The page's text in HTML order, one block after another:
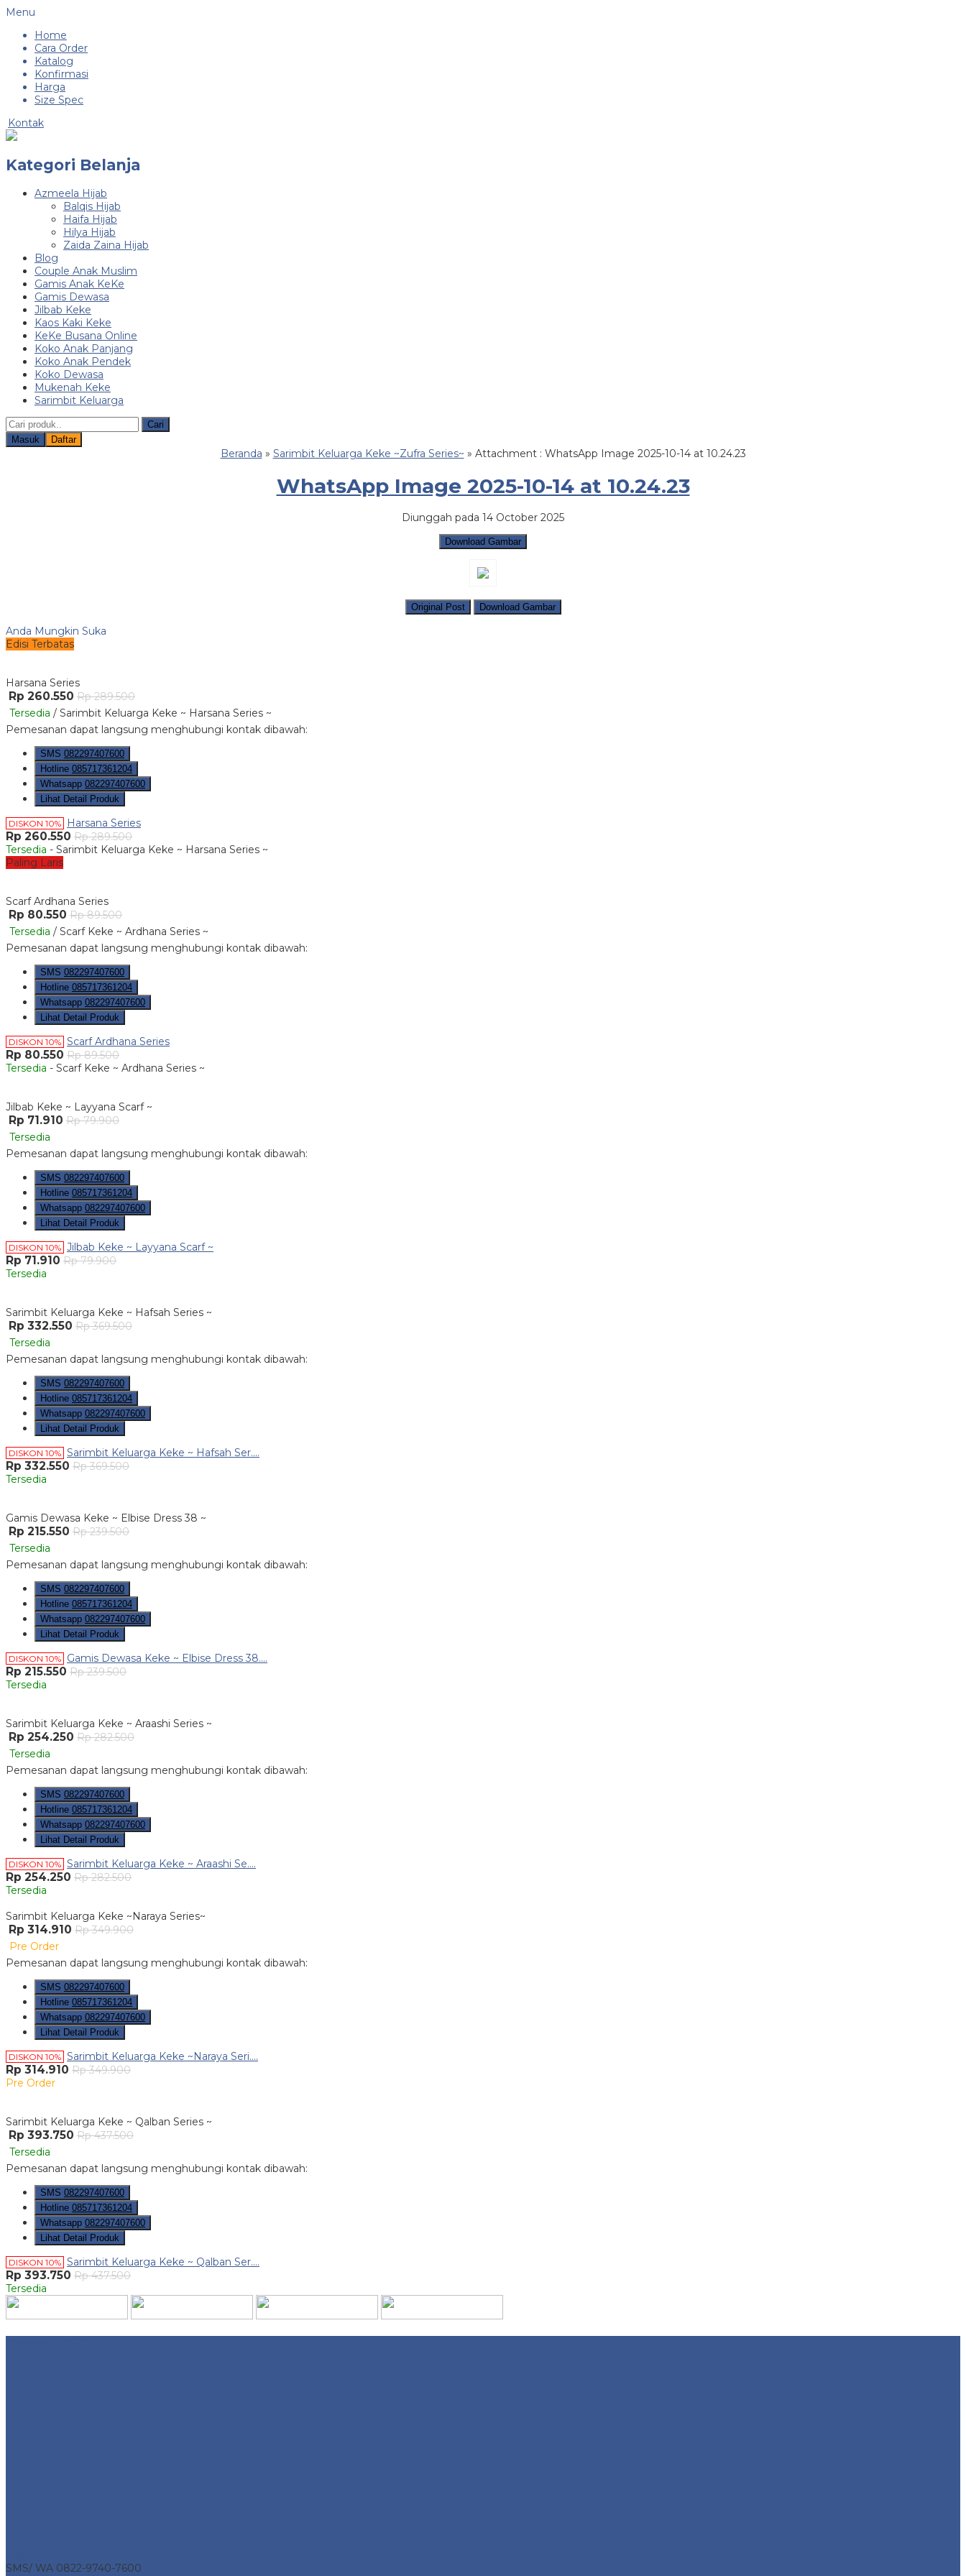
Menu
Home
Cara Order
Katalog
Konfirmasi
Harga
Size Spec
Kontak
Kategori Belanja
Azmeela Hijab
Balqis Hijab
Haifa Hijab
Hilya Hijab
Zaida Zaina Hijab
Blog
Couple Anak Muslim
Gamis Anak KeKe
Gamis Dewasa
Jilbab Keke
Kaos Kaki Keke
KeKe Busana Online
Koko Anak Panjang
Koko Anak Pendek
Koko Dewasa
Mukenah Keke
Sarimbit Keluarga
Cari
Masuk
Daftar
Beranda » Sarimbit Keluarga Keke ~Zufra Series~ » Attachment : WhatsApp Image 2025-10-14 at 10.24.23
WhatsApp Image 2025-10-14 at 10.24.23
Diunggah pada 14 October 2025
Download Gambar
Original Post Download Gambar
Anda Mungkin Suka
Edisi Terbatas
Harsana Series
Rp 260.550 Rp 289.500
Tersedia / Sarimbit Keluarga Keke ~ Harsana Series ~
Pemesanan dapat langsung menghubungi kontak dibawah:
SMS 082297407600
Hotline 085717361204
Whatsapp 082297407600
Lihat Detail Produk
DISKON 10% Harsana Series
Rp 260.550 Rp 289.500
Tersedia - Sarimbit Keluarga Keke ~ Harsana Series ~
Paling Laris
Scarf Ardhana Series
Rp 80.550 Rp 89.500
Tersedia / Scarf Keke ~ Ardhana Series ~
Pemesanan dapat langsung menghubungi kontak dibawah:
SMS 082297407600
Hotline 085717361204
Whatsapp 082297407600
Lihat Detail Produk
DISKON 10% Scarf Ardhana Series
Rp 80.550 Rp 89.500
Tersedia - Scarf Keke ~ Ardhana Series ~
Jilbab Keke ~ Layyana Scarf ~
Rp 71.910 Rp 79.900
Tersedia
Pemesanan dapat langsung menghubungi kontak dibawah:
SMS 082297407600
Hotline 085717361204
Whatsapp 082297407600
Lihat Detail Produk
DISKON 10% Jilbab Keke ~ Layyana Scarf ~
Rp 71.910 Rp 79.900
Tersedia
Sarimbit Keluarga Keke ~ Hafsah Series ~
Rp 332.550 Rp 369.500
Tersedia
Pemesanan dapat langsung menghubungi kontak dibawah:
SMS 082297407600
Hotline 085717361204
Whatsapp 082297407600
Lihat Detail Produk
DISKON 10% Sarimbit Keluarga Keke ~ Hafsah Ser....
Rp 332.550 Rp 369.500
Tersedia
Gamis Dewasa Keke ~ Elbise Dress 38 ~
Rp 215.550 Rp 239.500
Tersedia
Pemesanan dapat langsung menghubungi kontak dibawah:
SMS 082297407600
Hotline 085717361204
Whatsapp 082297407600
Lihat Detail Produk
DISKON 10% Gamis Dewasa Keke ~ Elbise Dress 38....
Rp 215.550 Rp 239.500
Tersedia
Sarimbit Keluarga Keke ~ Araashi Series ~
Rp 254.250 Rp 282.500
Tersedia
Pemesanan dapat langsung menghubungi kontak dibawah:
SMS 082297407600
Hotline 085717361204
Whatsapp 082297407600
Lihat Detail Produk
DISKON 10% Sarimbit Keluarga Keke ~ Araashi Se....
Rp 254.250 Rp 282.500
Tersedia
Sarimbit Keluarga Keke ~Naraya Series~
Rp 314.910 Rp 349.900
Pre Order
Pemesanan dapat langsung menghubungi kontak dibawah:
SMS 082297407600
Hotline 085717361204
Whatsapp 082297407600
Lihat Detail Produk
DISKON 10% Sarimbit Keluarga Keke ~Naraya Seri....
Rp 314.910 Rp 349.900
Pre Order
Sarimbit Keluarga Keke ~ Qalban Series ~
Rp 393.750 Rp 437.500
Tersedia
Pemesanan dapat langsung menghubungi kontak dibawah:
SMS 082297407600
Hotline 085717361204
Whatsapp 082297407600
Lihat Detail Produk
DISKON 10% Sarimbit Keluarga Keke ~ Qalban Ser....
Rp 393.750 Rp 437.500
Tersedia
SMS/ WA 0822-9740-7600